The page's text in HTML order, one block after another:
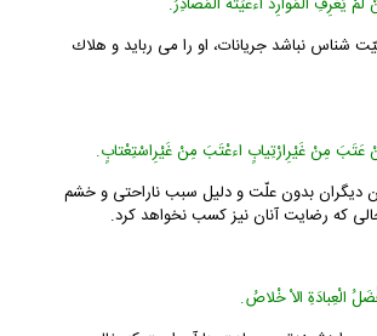
شناس نباشد جریانات، او را مى رباید و هلاك
عَتَبَ مِنْ غَیْرِارْتِیابٍ اءعْتَبَ مِنْ غَیْرِاسْتِعْتابٍ.
دیگران بدون علّت و دلیل سبب ناراحتى و خشم
كه رضایت آنان نیز كسب نخواهد كرد.
الْعِبادَةِ الاْ خْلاصُ.